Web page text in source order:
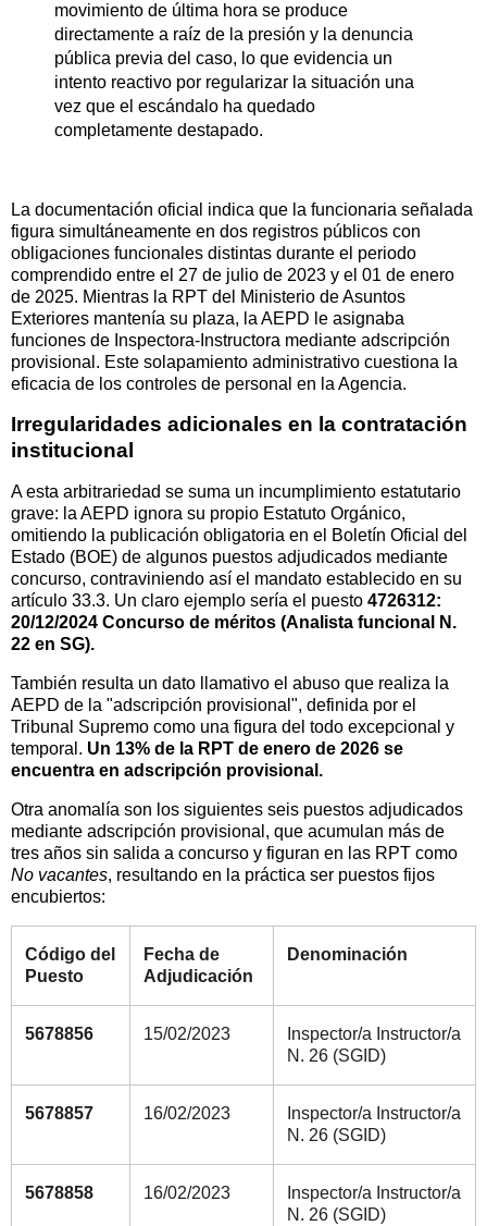
movimiento de última hora se produce
directamente a raíz de la presión y la denuncia
pública previa del caso, lo que evidencia un
intento reactivo por regularizar la situación una
vez que el escándalo ha quedado
completamente destapado.
La documentación oficial indica que la funcionaria señalada
figura simultáneamente en dos registros públicos con
obligaciones funcionales distintas durante el periodo
comprendido entre el 27 de julio de 2023 y el 01 de enero
de 2025. Mientras la RPT del Ministerio de Asuntos
Exteriores mantenía su plaza, la AEPD le asignaba
funciones de Inspectora-Instructora mediante adscripción
provisional. Este solapamiento administrativo cuestiona la
eficacia de los controles de personal en la Agencia.
Irregularidades adicionales en la contratación
institucional
A esta arbitrariedad se suma un incumplimiento estatutario
grave: la AEPD ignora su propio Estatuto Orgánico,
omitiendo la publicación obligatoria en el Boletín Oficial del
Estado (BOE) de algunos puestos adjudicados mediante
concurso, contraviniendo así el mandato establecido en su
artículo 33.3. Un claro ejemplo sería el puesto 4726312:
20/12/2024 Concurso de méritos (Analista funcional N.
22 en SG).
También resulta un dato llamativo el abuso que realiza la
AEPD de la "adscripción provisional", definida por el
Tribunal Supremo como una figura del todo excepcional y
temporal. Un 13% de la RPT de enero de 2026 se
encuentra en adscripción provisional.
Otra anomalía son los siguientes seis puestos adjudicados
mediante adscripción provisional, que acumulan más de
tres años sin salida a concurso y figuran en las RPT como
No vacantes, resultando en la práctica ser puestos fijos
encubiertos:
Código del
Puesto
Fecha de
Adjudicación
Denominación
5678856 15/02/2023
Inspector/a Instructor/a
N. 26 (SGID)
5678857 16/02/2023
Inspector/a Instructor/a
N. 26 (SGID)
5678858 16/02/2023
Inspector/a Instructor/a
N. 26 (SGID)